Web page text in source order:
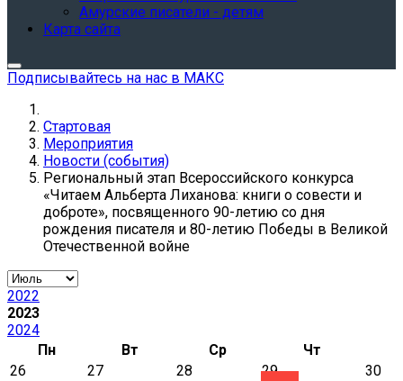
Амурские писатели - детям
Карта сайта
Подписывайтесь на нас в МАКС
Стартовая
Мероприятия
Новости (события)
Региональный этап Всероссийского конкурса
«Читаем Альберта Лиханова: книги о совести и
доброте», посвященного 90-летию со дня
рождения писателя и 80-летию Победы в Великой
Отечественной войне
2022
2023
2024
Пн
Вт Ср
Чт
26
27 28 29 30